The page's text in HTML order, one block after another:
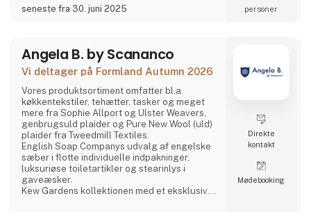
seneste fra 30. juni 2025
personer
Angela B. by Scananco
Vi deltager på Formland Autumn 2026
Vores produktsortiment omfatter bl.a.
køkkentekstiler, tehætter, tasker og meget
mere fra Sophie Allport og Ulster Weavers,
genbrugsuld plaider og Pure New Wool (uld)
plaider fra Tweedmill Textiles.
English Soap Companys udvalg af engelske
sæber i flotte individuelle indpakninger,
luksuriøse toiletartikler og stearinlys i
gaveæsker.
Kew Gardens kollektionen med et eksklusivt
Direkte
kontakt
Møde­booking